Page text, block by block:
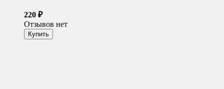
220 ₽
Отзывов нет